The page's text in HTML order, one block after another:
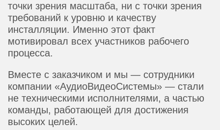
точки зрения масштаба, ни с точки зрения
требований к уровню и качеству
инсталляции. Именно этот факт
мотивировал всех участников рабочего
процесса.
Вместе с заказчиком и мы — сотрудники
компании «АудиоВидеоСистемы» — стали
не техническими исполнителями, а частью
команды, работающей для достижения
высоких целей.